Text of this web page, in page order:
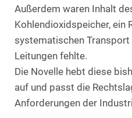
Außerdem waren Inhalt
Kohlendioxidspeicher, ein
systematischen
Leitungen fehlte.
Die Novelle hebt diese
auf und passt die
Anforderungen der